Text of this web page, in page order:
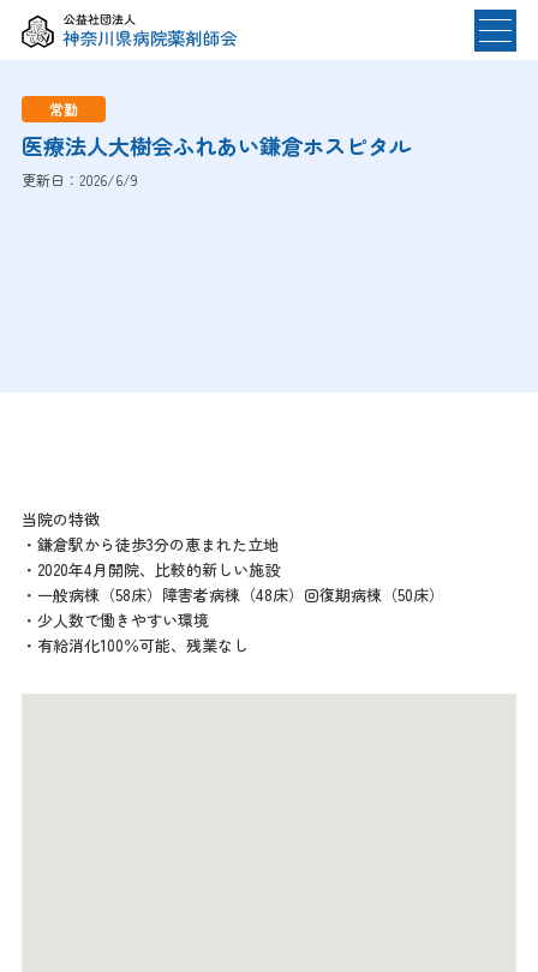
本会について
会長挨拶
発行雑誌
常勤
医療法人大樹会ふれあい鎌倉ホスピタル
更新日：2026/6/9
当院の特徴
・鎌倉駅から徒歩3分の恵まれた立地
・2020年4月開院、比較的新しい施設
・一般病棟（58床）障害者病棟（48床）回復期病棟（50床）
・少人数で働きやすい環境
・有給消化100％可能、残業なし